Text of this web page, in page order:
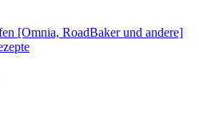
[Omnia, RoadBaker und andere]